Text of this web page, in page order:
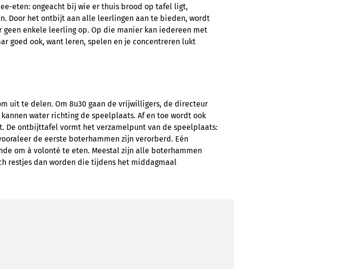
eten: ongeacht bij wie er thuis brood op tafel ligt,
Door het ontbijt aan alle leerlingen aan te bieden, wordt
enkele leerling op. Op die manier kan iedereen met
goed ook, want leren, spelen en je concentreren lukt
uit te delen. Om 8u30 gaan de vrijwilligers, de directeur
water richting de speelplaats. Af en toe wordt ook
De ontbijttafel vormt het verzamelpunt van de speelplaats:
de eerste boterhammen zijn verorberd. Eén
om à volonté te eten. Meestal zijn alle boterhammen
restjes dan worden die tijdens het middagmaal